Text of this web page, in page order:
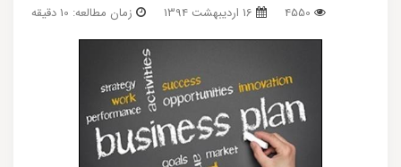
زمان مطالعه: 10 دقیقه